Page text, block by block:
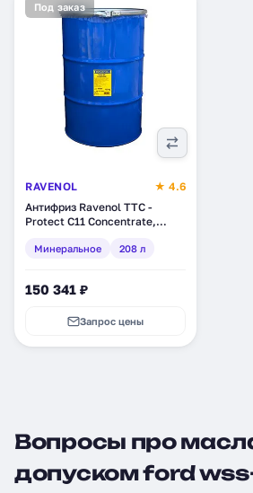
Под заказ
RAVENOL
★ 4.6
Антифриз Ravenol TTC -
Protect C11 Concentrate,
208)
Минеральное 208 л
150 341 ₽
Запрос цены
Вопросы про
допуском ford